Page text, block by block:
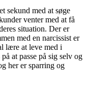
sekund med at søge
venter med at få
situation. Der er
med en narcissist er
lære at leve med i
at passe på sig selv og
her er sparring og